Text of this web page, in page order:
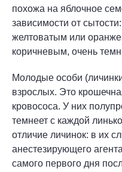
похожа на яблочное
зависимости от
желтоватым или
коричневым, очень
Молодые особи
взрослых. Это
кровососа. У них
темнеет с каждой
отличие личинок: в их
анестезирующего
самого первого дня